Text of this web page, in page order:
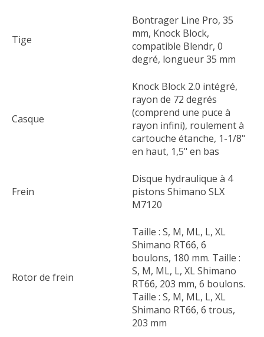
Tige
Bontrager Line Pro, 35
mm, Knock Block,
compatible Blendr, 0
degré, longueur 35 mm
Casque
Knock Block 2.0 intégré,
rayon de 72 degrés
(comprend une puce à
rayon infini), roulement à
cartouche étanche, 1-1/8"
en haut, 1,5" en bas
Frein
Disque hydraulique à 4
pistons Shimano SLX
M7120
Rotor de frein
Taille : S, M, ML, L, XL
Shimano RT66, 6
boulons, 180 mm. Taille :
S, M, ML, L, XL Shimano
RT66, 203 mm, 6 boulons.
Taille : S, M, ML, L, XL
Shimano RT66, 6 trous,
203 mm